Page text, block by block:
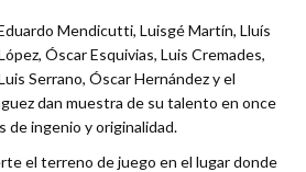
Mendicutti, Luisgé Martín, Lluís
Óscar Esquivias, Luis Cremades,
Serrano, Óscar Hernández y el
dan muestra de su talento en once
de ingenio y originalidad.
el terreno de juego en el lugar donde